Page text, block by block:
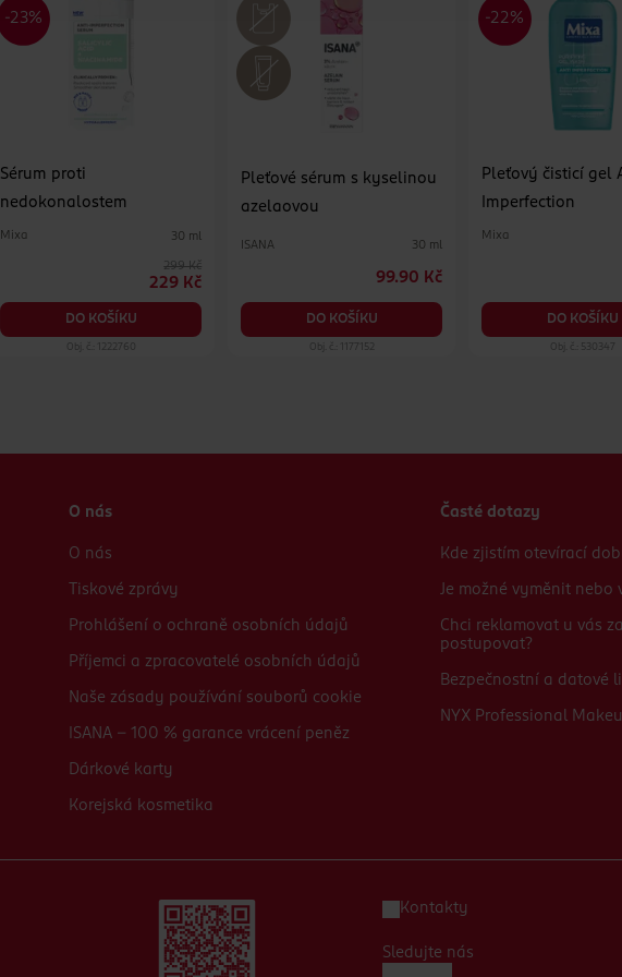
Sérum proti
nedokonalostem
Mixa 30 ml
299 Kč
229 Kč
DO KOŠÍKU
Obj. č.: 1222760
Pleťové sérum s kyselinou
azelaovou
ISANA 30 ml
99.90 Kč
DO KOŠÍKU
Obj. č.: 1177152
Pleťový čisticí gel
Imperfection
Mixa
DO KOŠÍKU
Obj. č.: 530347
O nás
O nás
Tiskové zprávy
Prohlášení o ochraně osobních údajů
Příjemci a zpracovatelé osobních údajů
Naše zásady používání souborů cookie
ISANA - 100 % garance vrácení peněz
Dárkové karty
Korejská kosmetika
Časté dotazy
Kde zjistím otevírací
Je možné vyměnit nebo
Chci reklamovat u vás
postupovat?
Bezpečnostní a datové
NYX Professional
Kontakty
Sledujte nás